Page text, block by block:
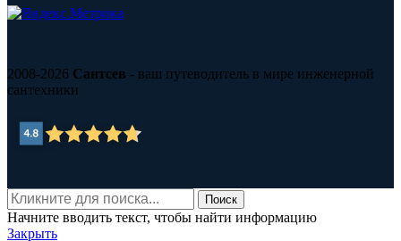
2008-2026 Сантсев - ваш путеводитель в мире инженерной
сантехники
Поиск
Начните вводить текст, чтобы найти информацию
Закрыть